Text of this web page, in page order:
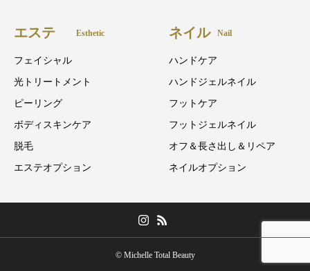
エステ Esthetic
フェイシャル
光トリートメント
ピーリング
ボディスキンケア
脱毛
エステオプション
ネイル Nail
ハンドケア
ハンドジェルネイル
フットケア
フットジェルネイル
オフ＆長さ出し＆リペア
ネイルオプション
© Michelle Total Beauty